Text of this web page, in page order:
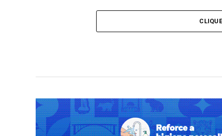
Operação
830 quilos de
em Medianeira